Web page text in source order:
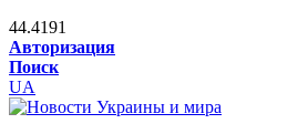
44.4191
Авторизация
Поиск
UA